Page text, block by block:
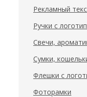
Рекламный
Ручки с
Свечи,
Сумки,
Флешки с
Фоторамки